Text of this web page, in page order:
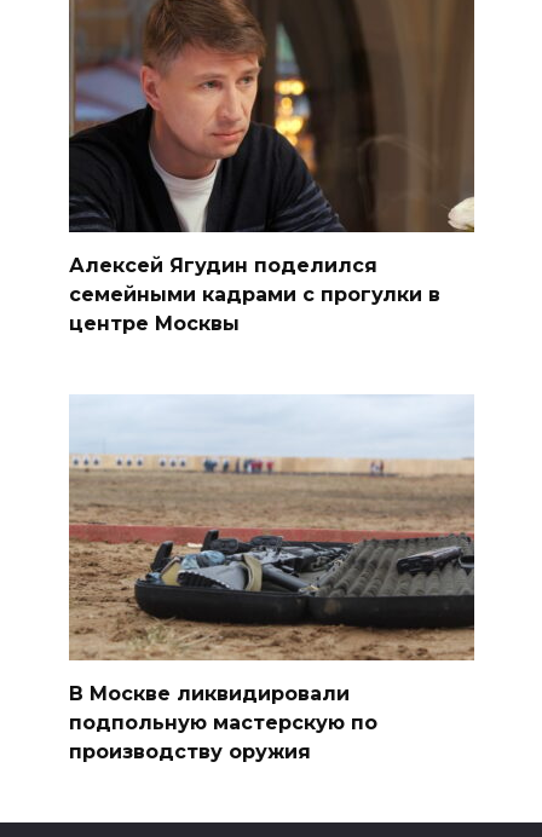
Алексей Ягудин поделился
семейными кадрами с прогулки в
центре Москвы
В Москве ликвидировали
подпольную мастерскую по
производству оружия